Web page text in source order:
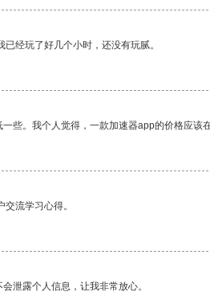
经玩了好几个小时，还没有玩腻。
些。我个人觉得，一款加速器app的价格应该
流学习心得。
泄露个人信息，让我非常放心。